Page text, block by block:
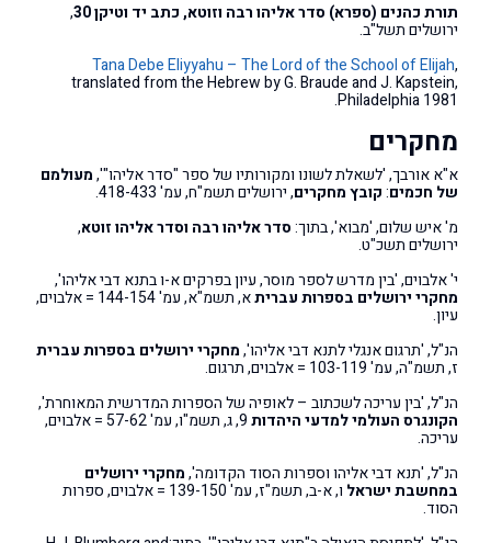
תורת כהנים (ספרא) סדר אליהו רבה וזוטא, כתב יד וטיקן 30
,
ירושלים תשל"ב.
Tana Debe Eliyyahu – The Lord of the School of Elijah,
translated from the Hebrew by G. Braude and J. Kapstein,
Philadelphia 1981.
מחקרים
א"א אורבך, 'לשאלת לשונו ומקורותיו של ספר "סדר אליהו"',מעולמם
של חכמים:קובץ מחקרים, ירושלים תשמ"ח, עמ' 418-433.
מ' איש שלום, 'מבוא', בתוך:סדר אליהו רבה וסדר אליהו זוטא,
ירושלים תשכ"ט.
י' אלבוים, 'בין מדרש לספר מוסר, עיון בפרקים א-ו בתנא דבי אליהו',
מחקרי ירושלים בספרות עברית א, תשמ"א, עמ' 144-154 = אלבוים,
עיון.
הנ"ל, 'תרגום אנגלי לתנא דבי אליהו',מחקרי ירושלים בספרות עברית
ז, תשמ"ה, עמ' 103-119 = אלבוים, תרגום.
הנ"ל, 'בין עריכה לשכתוב – לאופיה של הספרות המדרשית המאוחרת',
הקונגרס העולמי למדעי היהדות 9, ג, תשמ"ו, עמ' 57-62 = אלבוים,
עריכה.
הנ"ל, 'תנא דבי אליהו וספרות הסוד הקדומה',מחקרי ירושלים
במחשבת ישראל ו, א-ב, תשמ"ז, עמ' 139-150 = אלבוים, ספרות
הסוד.